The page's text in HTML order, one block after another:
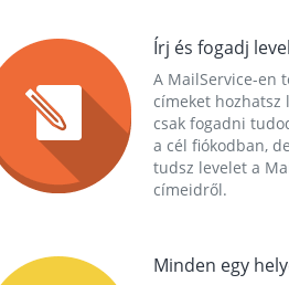
Írj és fogadj
A MailService-en
címeket hozhatsz
csak fogadni
a cél fiókodban,
tudsz levelet a
címeidről.
Minden egy